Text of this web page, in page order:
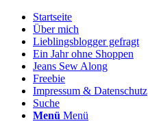
Startseite
Über mich
Lieblingsblogger gefragt
Ein Jahr ohne Shoppen
Jeans Sew Along
Freebie
Impressum & Datenschutz
Suche
Menü Menü